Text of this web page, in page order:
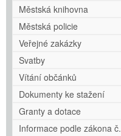
Městská knihovna
Městská policie
Veřejné zakázky
Svatby
Vítání občánků
Dokumenty ke stažení
Granty a dotace
Informace podle zákona č.